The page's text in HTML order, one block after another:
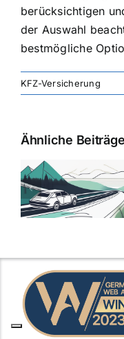
berücksichtigen
der Auswahl
bestmögliche
KFZ-Versicherung
Ähnliche Beiträge
Günstige
mit